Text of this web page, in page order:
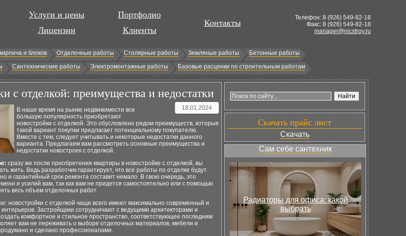
Услуги и цены
Лицензии
Портфолио
Клиенты
Контакты
Телефон: 8 (926) 549-82-18
Факс: 8 (926) 549-82-18
manager@nicstroy.ru
и блоков Отделочные работы Столярные работы Земляные работы
Бетонные работы
Сантехнические работы Электромонтажные работы Базовые расценки по строительным работам
с отделкой: преимущества и недостатки
18.01.2024
В наше время на рынке недвижимости все
большую популярность приобретают
новостройки с отделкой. Это обусловлено рядом преимуществ, которые
такой вариант покупки предлагает потенциальному покупателю.
Вместе с тем, следует учитывать и некоторые недостатки данного
варианта. Предлагаем вам рассмотреть основные преимущества и
недостатки новостроек с отделкой.
сразу же после приобретения квартиры в новостройке с отделкой, вы
жить. Ведь разработчик гарантирует, что все работы по отделке будут
и гарантийный срок ремонта составит немало. В свою очередь, это
и усилий вам, так как вам не придется самостоятельно или с помощью
весь объем отделочных работ.
новостройки с отделкой чаще всего имеют максимально современный и
Застройщики сотрудничают с ведущими архитекторами и
комфортное и стильное пространство, соответствующее последним
вам не переживать о выборе отделочных материалов, мебели и
и сделано профессионалами.
Скачать прайс лист
Скачать
Сам себе сантехник
Радиаторы для офиса: какой
выбрать